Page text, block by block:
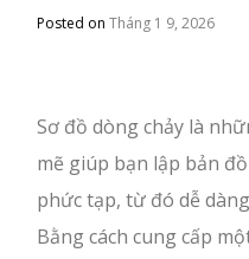
Posted onTháng 1 9, 2026
Sơ đồ dòng chảy là
mẽ giúp bạn lập bản
phức tạp, từ đó dễ
Bằng cách cung cấp